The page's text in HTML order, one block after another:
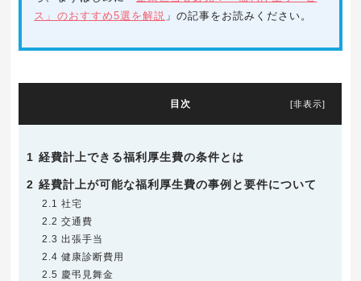
ス」のおすすめ5選を解説 」の記事をお読みください。
目次 [非表示]
1 経費計上できる福利厚生費の条件とは
2 経費計上が可能な福利厚生費の事例と要件について
2.1 社宅
2.2 交通費
2.3 出張手当
2.4 健康診断費用
2.5 慶弔見舞金